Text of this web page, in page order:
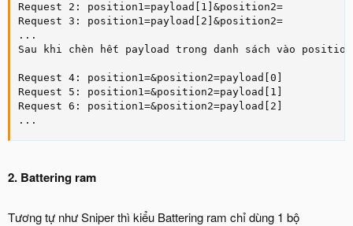
Request 2: position1=payload[1]&position2=
Request 3: position1=payload[2]&position2=
...
Sau khi chèn hết payload trong danh sách vào
Request 4: position1=&position2=payload[0]
Request 5: position1=&position2=payload[1]
Request 6: position1=&position2=payload[2]
...
2. Battering ram
Tương tự như Sniper thì kiểu Battering ram chỉ dùng 1 bộ